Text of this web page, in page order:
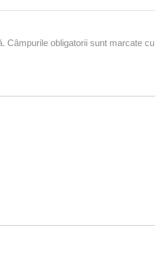
Câmpurile obligatorii sunt marcate cu